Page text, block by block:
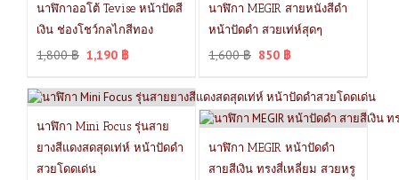
นาฬิกาออโต้ Tevise หน้าปัดสี
เงิน ช่องโชว์กลไกสีทอง
1,800฿ 1,190 ฿
นาฬิกา MEGIR สายหนังสีดำ
หน้าปัดดำ สวยเท่ห์สุดๆ
1,600฿ 850 ฿
นาฬิกา Mini Focus รุ่นสาย
ยางสีแดงสดสุดเท่ห์ หน้าปัดดำ
สวยโดดเด่น
นาฬิกา MEGIR หน้าปัดดำ
สายสีเงิน ทรงสี่เหลี่ยม สวยหรู